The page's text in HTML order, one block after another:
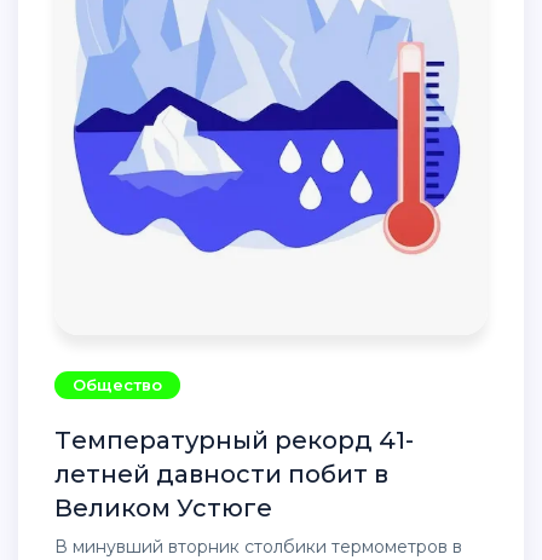
Общество
Температурный рекорд 41-
летней давности побит в
Великом Устюге
В минувший вторник столбики термометров в